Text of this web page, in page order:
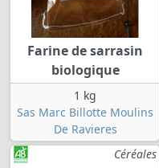
Farine de sarrasin
biologique
1 kg
Sas Marc Billotte Moulins
De Ravieres
Céréales